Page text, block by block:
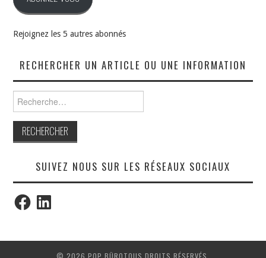
Rejoignez les 5 autres abonnés
RECHERCHER UN ARTICLE OU UNE INFORMATION
SUIVEZ NOUS SUR LES RÉSEAUX SOCIAUX
FacebookLinkedIn
© 2026 POP BÜROTOUS DROITS RÉSERVÉS.